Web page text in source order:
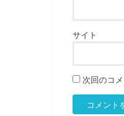
サイト
次回のコ